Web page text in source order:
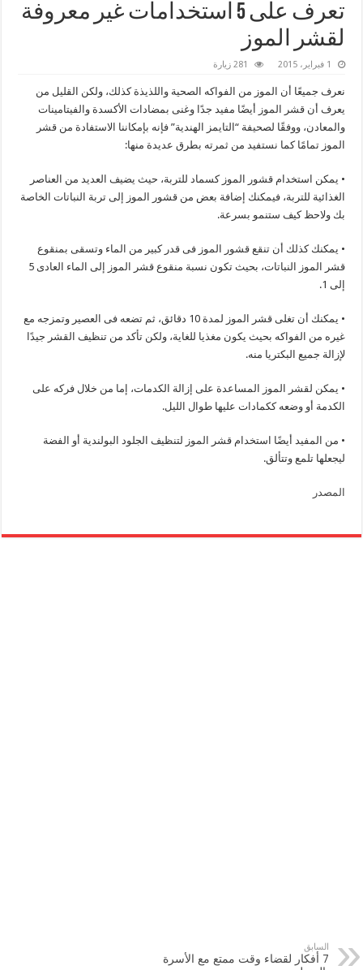
تعرف على 5 استخدامات غير معروفة
لقشر الموز
1 فبراير، 2015 281 زيارة
نعرف جميعًا أن الموز من الفواكه الصحية واللذيذة كذلك، ولكن القليل من
يعرف أن قشر الموز أيضًا مفيد جدًا وغنى بمضادات الأكسدة والفيتامينات
والمعادن، ووفقًا لصحيفة “التايمز الهندية” فإنه بإمكاننا الاستفادة من قشر
الموز تمامًا كما نستفيد من ثمرته بطرق عديدة منها:
• يمكن استخدام قشور الموز كسماد للتربة، حيث يضيف العديد من العناصر
الغذائية للتربة، فيمكنك إضافة بعض من قشور الموز إلى تربة النباتات الخاصة
بك ولاحظ كيف ستنمو بسرعة.
• يمكنك كذلك أن تنقع قشور الموز فى قدر كبير من الماء وتسقى بمنقوع
قشر الموز النباتات، بحيث تكون نسبة منقوع قشر الموز إلى الماء العادى 5
إلى 1.
• يمكنك أن تغلى قشر الموز لمدة 10 دقائق، ثم تضعه فى العصير وتمزجه مع
غيره من الفواكه بحيث يكون مغذيا للغاية، ولكن تأكد من تنظيف القشر جيدًا
لإزالة جميع البكتريا منه.
• يمكن لقشر الموز المساعدة على إزالة الكدمات، إما من خلال فركه على
الكدمة أو وضعه ككمادات عليها طوال الليل.
• من المفيد أيضًا استخدام قشر الموز لتنظيف الجلود البولندية أو الفضة
ليجعلها تلمع وتتألق.
المصدر
السابق
7 أفكار لقضاء وقت ممتع مع الأسرة